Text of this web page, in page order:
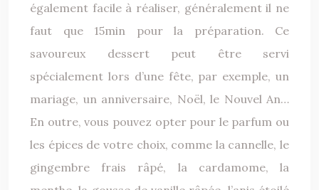
également facile à réaliser, généralement il ne
faut que 15min pour la préparation. Ce
savoureux dessert peut être servi
spécialement lors d’une fête, par exemple, un
mariage, un anniversaire, Noël, le Nouvel An…
En outre, vous pouvez opter pour le parfum ou
les épices de votre choix, comme la cannelle, le
gingembre frais râpé, la cardamome, la